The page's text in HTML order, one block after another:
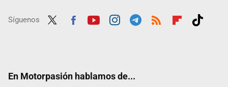
Síguenos
En Motorpasión hablamos de...